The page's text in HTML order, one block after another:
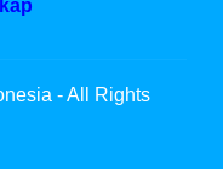
- All Rights